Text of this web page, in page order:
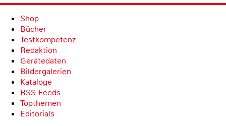
Shop
Bücher
Testkompetenz
Redaktion
Gerätedaten
Bildergalerien
Kataloge
RSS-Feeds
Topthemen
Editorials